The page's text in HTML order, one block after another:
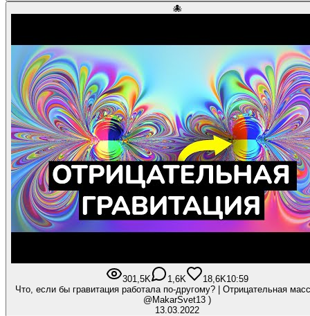
🐙
301,5K 1,6K 18,6K10:59
Что, если бы гравитация работала по-другому? | Отрицательная
@MakarSvet13 )
13.03.2022